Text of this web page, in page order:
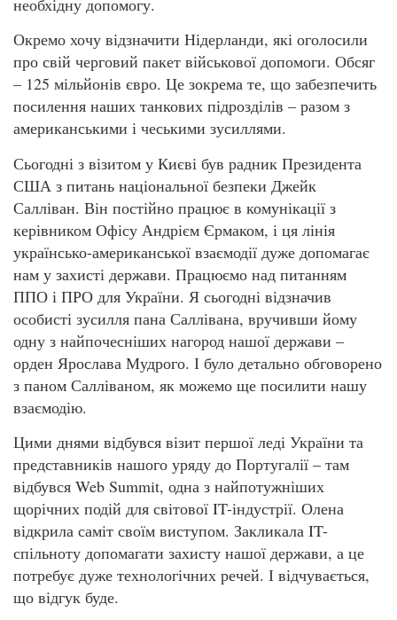
необхідну допомогу.
Окремо хочу відзначити Нідерланди, які оголосили
про свій черговий пакет військової допомоги. Обсяг
– 125 мільйонів євро. Це зокрема те, що забезпечить
посилення наших танкових підрозділів – разом з
американськими і чеськими зусиллями.
Сьогодні з візитом у Києві був радник Президента
США з питань національної безпеки Джейк
Салліван. Він постійно працює в комунікації з
керівником Офісу Андрієм Єрмаком, і ця лінія
українсько-американської взаємодії дуже допомагає
нам у захисті держави. Працюємо над питанням
ППО і ПРО для України. Я сьогодні відзначив
особисті зусилля пана Саллівана, вручивши йому
одну з найпочесніших нагород нашої держави –
орден Ярослава Мудрого. І було детально обговорено
з паном Салліваном, як можемо ще посилити нашу
взаємодію.
Цими днями відбувся візит першої леді України та
представників нашого уряду до Португалії – там
відбувся Web Summit, одна з найпотужніших
щорічних подій для світової IT-індустрії. Олена
відкрила саміт своїм виступом. Закликала IT-
спільноту допомагати захисту нашої держави, а це
потребує дуже технологічних речей. І відчувається,
що відгук буде.